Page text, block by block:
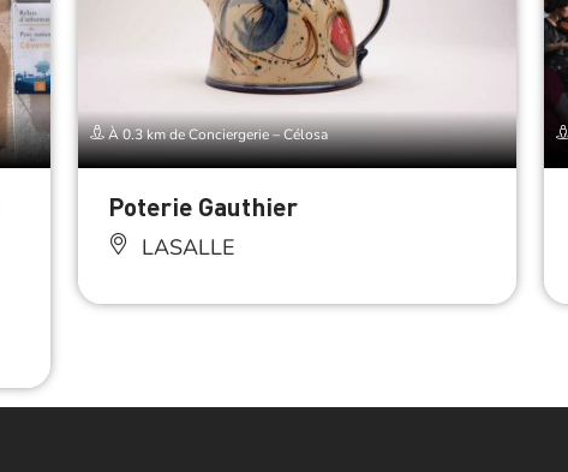
À 0.3 km de Conciergerie – Célosa
Poterie Gauthier
LASALLE